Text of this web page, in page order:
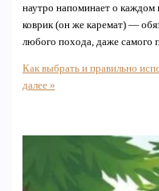
наутро напоминает о
коврик (он же каремат) —
любого похода, даже самого
Как выбрать и правильно
далее »